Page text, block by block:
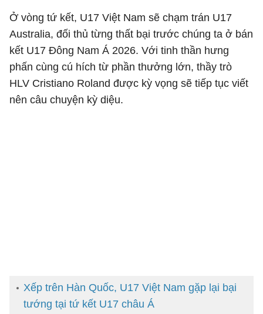
Ở vòng tứ kết, U17 Việt Nam sẽ chạm trán U17
Australia, đối thủ từng thất bại trước chúng ta ở bán
kết U17 Đông Nam Á 2026. Với tinh thần hưng
phấn cùng cú hích từ phần thưởng lớn, thầy trò
HLV Cristiano Roland được kỳ vọng sẽ tiếp tục viết
nên câu chuyện kỳ diệu.
Xếp trên Hàn Quốc, U17 Việt Nam gặp lại bại
tướng tại tứ kết U17 châu Á